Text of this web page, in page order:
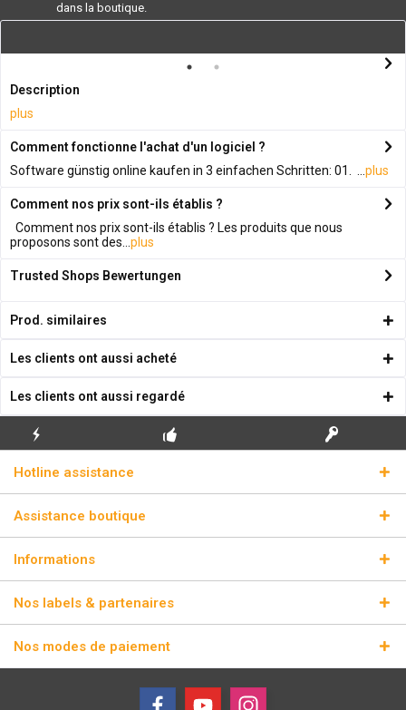
dans la boutique.
Description
plus
Comment fonctionne l'achat d'un logiciel ?
Software günstig online kaufen in 3 einfachen Schritten: 01. ... plus
Comment nos prix sont-ils établis ?
Comment nos prix sont-ils établis ? Les produits que nous
proposons sont des... plus
Trusted Shops Bewertungen
Prod. similaires
Les clients ont aussi acheté
Les clients ont aussi regardé
ÉCLAIR
Hotline assistance
Assistance boutique
Informations
Nos labels & partenaires
Nos modes de paiement